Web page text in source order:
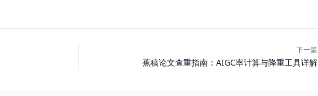
下一篇
蕉稿论文查重指南：AIGC率计算与降重工具详解